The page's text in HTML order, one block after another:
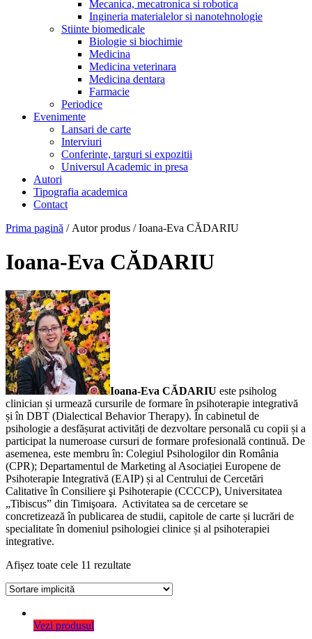
Mecanica, mecatronica si robotica
Ingineria materialelor si nanotehnologie
Stiinte biomedicale
Biologie si biochimie
Medicina
Medicina veterinara
Medicina dentara
Farmacie
Periodice
Evenimente
Lansari de carte
Interviuri
Conferinte, targuri si expozitii
Universul Academic in presa
Autori
Tipografia academica
Contact
Prima pagină / Autor produs / Ioana-Eva CĂDARIU
Ioana-Eva CĂDARIU
Ioana-Eva CĂDARIU este psiholog
clinician și urmează cursurile de formare în psihoterapie integrativă
și în DBT (Dialectical Behavior Therapy). În cabinetul de
psihologie a desfășurat activități de dezvoltare personală cu copii și a
participat la numeroase cursuri de formare profesională continuă. De
asemenea, este membru în: Colegiul Psihologilor din România
(CPR); Departamentul de Marketing al Asociației Europene de
Psihoterapie Integrativă (EAIP) și al Centrului de Cercetări
Calitative în Consiliere şi Psihoterapie (CCCCP), Universitatea
„Tibiscus” din Timişoara. Activitatea sa de cercetare se
concretizează în publicarea de studii, capitole de carte și lucrări de
specialitate în domeniul psihologiei clinice și al psihoterapiei
integrative.
Afișez toate cele 11 rezultate
Vezi produsul